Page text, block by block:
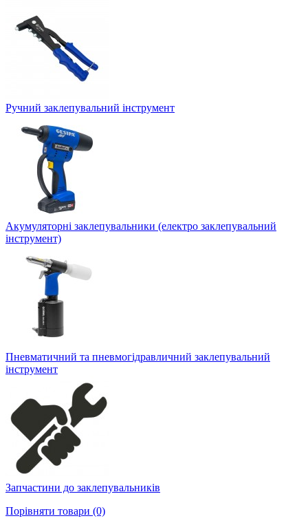
Ручний заклепувальний інструмент
Акумуляторні заклепувальники (електро заклепувальний
інструмент)
Пневматичний та пневмогідравличний заклепувальний
інструмент
Запчастини до заклепувальників
Порівняти товари (0)